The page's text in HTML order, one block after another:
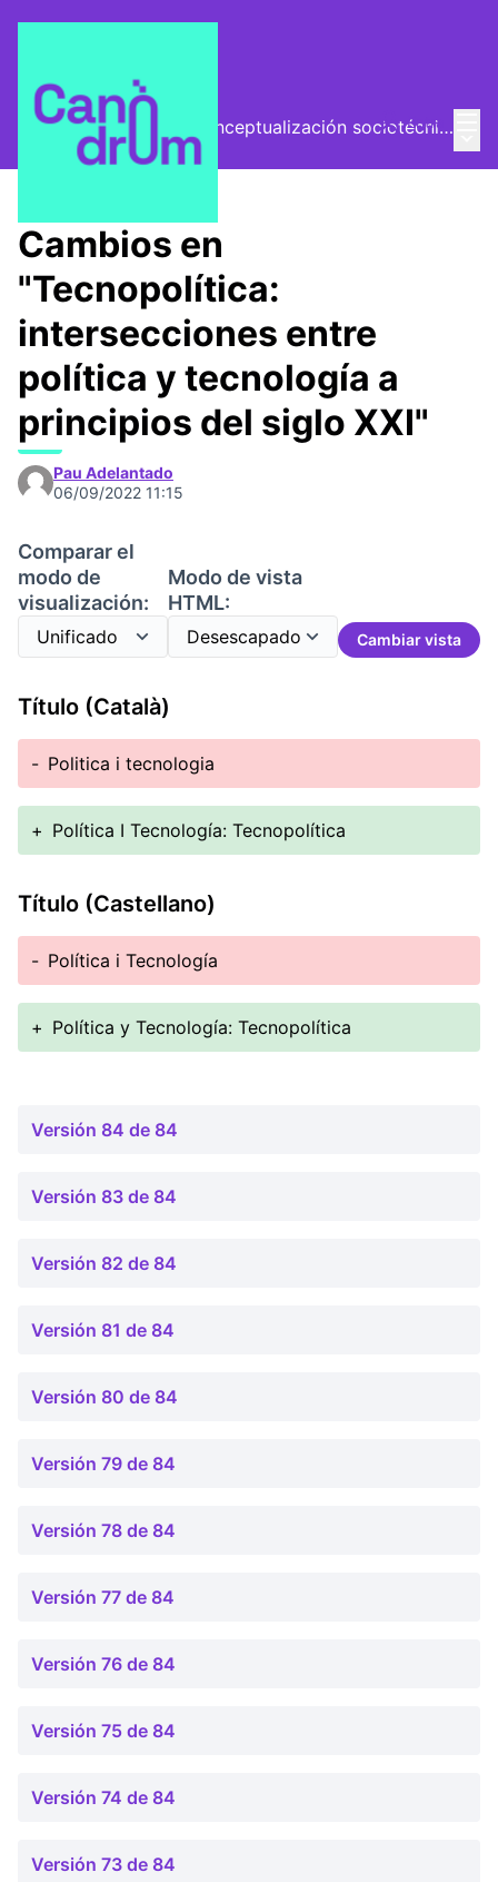
EntraEl Vector (vector de conceptualización sociotécnica)
Encuentros
Cambios en
"Tecnopolítica:
intersecciones entre
política y tecnología a
principios del siglo XXI"
Pau Adelantado
06/09/2022 11:15
Comparar el
modo de
visualización:
Modo de vista
HTML:
Cambiar vista
Título (Català)
- Politica i tecnologia
+ Política I Tecnología: Tecnopolítica
Título (Castellano)
- Política i Tecnología
+ Política y Tecnología: Tecnopolítica
Versión 84 de 84
Versión 83 de 84
Versión 82 de 84
Versión 81 de 84
Versión 80 de 84
Versión 79 de 84
Versión 78 de 84
Versión 77 de 84
Versión 76 de 84
Versión 75 de 84
Versión 74 de 84
Versión 73 de 84